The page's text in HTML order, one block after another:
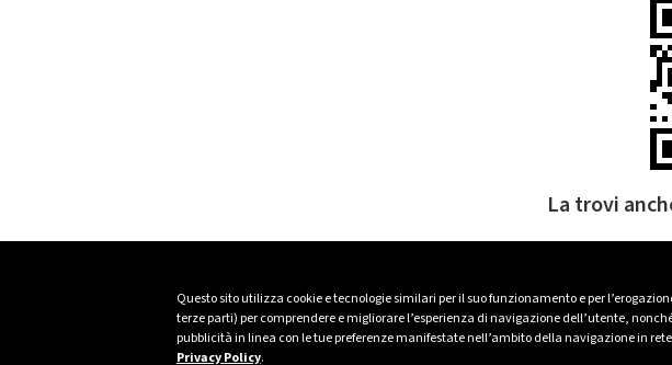
Questo sito utilizza cookie e tecnologie similari per il suo funzionamento e per
terze parti) per comprendere e migliorare l’esperienza di navigazione dell’utente,
pubblicità in linea con le tue preferenze manifestate nell’ambito della navigazione in
Privacy Policy.
La trovi